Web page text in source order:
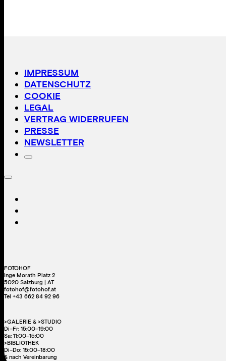
IMPRESSUM
DATENSCHUTZ
COOKIE
LEGAL
VERTRAG WIDERRUFEN
PRESSE
NEWSLETTER
FOTOHOF
Inge Morath Platz 2
5020 Salzburg | AT
fotohof@fotohof.at
Tel +43 662 84 92 96
>GALERIE & >STUDIO
Di–Fr: 15:00–19:00
Sa: 11:00–15:00
>BIBLIOTHEK
Di–Do: 15:00–18:00
& nach Vereinbarung